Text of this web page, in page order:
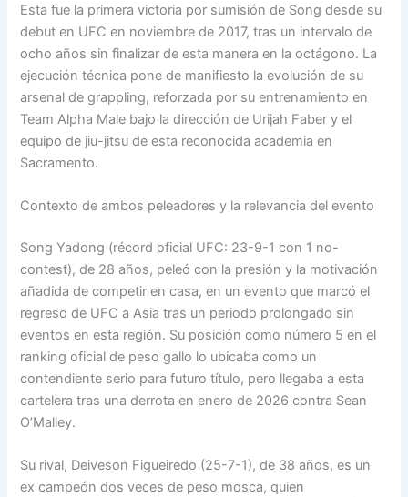
Esta fue la primera victoria por sumisión de Song desde su
debut en UFC en noviembre de 2017, tras un intervalo de
ocho años sin finalizar de esta manera en la octágono. La
ejecución técnica pone de manifiesto la evolución de su
arsenal de grappling, reforzada por su entrenamiento en
Team Alpha Male bajo la dirección de Urijah Faber y el
equipo de jiu-jitsu de esta reconocida academia en
Sacramento.
Contexto de ambos peleadores y la relevancia del evento
Song Yadong (récord oficial UFC: 23-9-1 con 1 no-
contest), de 28 años, peleó con la presión y la motivación
añadida de competir en casa, en un evento que marcó el
regreso de UFC a Asia tras un periodo prolongado sin
eventos en esta región. Su posición como número 5 en el
ranking oficial de peso gallo lo ubicaba como un
contendiente serio para futuro título, pero llegaba a esta
cartelera tras una derrota en enero de 2026 contra Sean
O’Malley.
Su rival, Deiveson Figueiredo (25-7-1), de 38 años, es un
ex campeón dos veces de peso mosca, quien